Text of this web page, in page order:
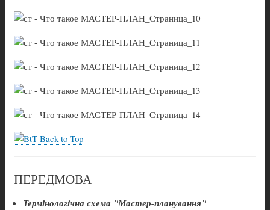
Back to Top
ПЕРЕДМОВА
Термінологічна схема "Мастер-планування"